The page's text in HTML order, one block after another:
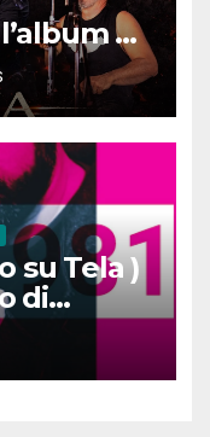
di
su Tela )
di